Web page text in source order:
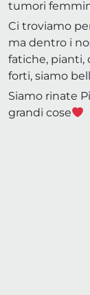
tumori
Ci troviamo
ma dentro i
fatiche, pianti,
forti, siamo
Siamo rinate
grandi cose